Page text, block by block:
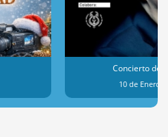
Concierto de
10 de Enero